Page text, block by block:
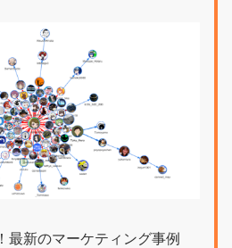
最新のマーケティング事例